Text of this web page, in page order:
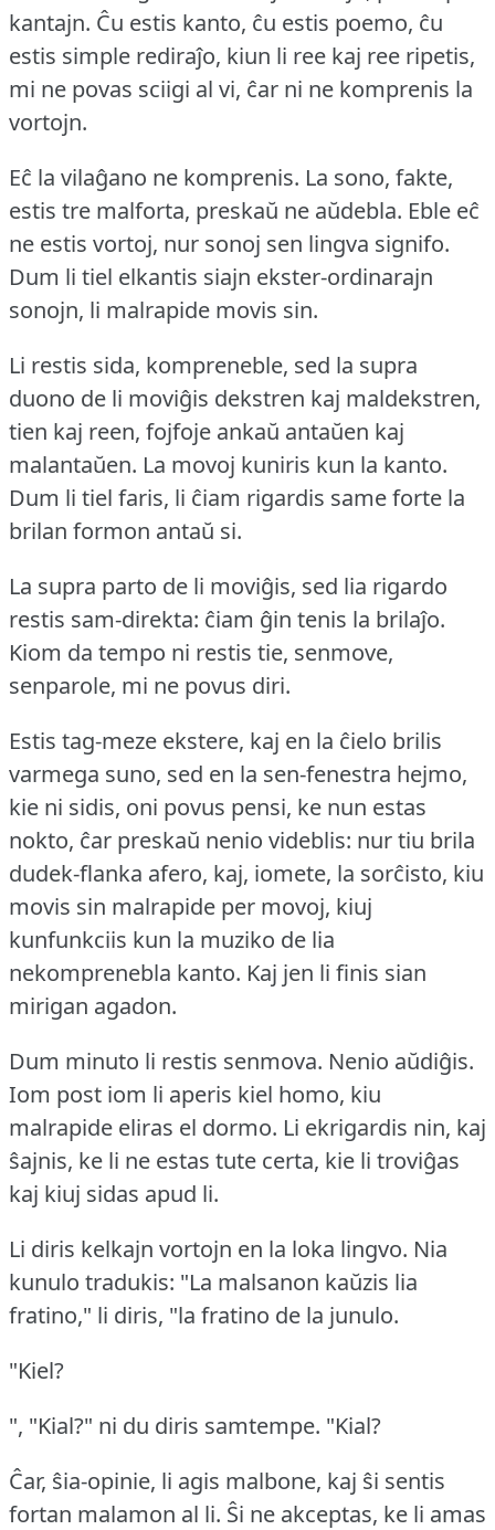
kantajn. Ĉu estis kanto, ĉu estis poemo, ĉu
estis simple rediraĵo, kiun li ree kaj ree ripetis,
mi ne povas sciigi al vi, ĉar ni ne komprenis la
vortojn.
Eĉ la vilaĝano ne komprenis. La sono, fakte,
estis tre malforta, preskaŭ ne aŭdebla. Eble eĉ
ne estis vortoj, nur sonoj sen lingva signifo.
Dum li tiel elkantis siajn ekster-ordinarajn
sonojn, li malrapide movis sin.
Li restis sida, kompreneble, sed la supra
duono de li moviĝis dekstren kaj maldekstren,
tien kaj reen, fojfoje ankaŭ antaŭen kaj
malantaŭen. La movoj kuniris kun la kanto.
Dum li tiel faris, li ĉiam rigardis same forte la
brilan formon antaŭ si.
La supra parto de li moviĝis, sed lia rigardo
restis sam-direkta: ĉiam ĝin tenis la brilaĵo.
Kiom da tempo ni restis tie, senmove,
senparole, mi ne povus diri.
Estis tag-meze ekstere, kaj en la ĉielo brilis
varmega suno, sed en la sen-fenestra hejmo,
kie ni sidis, oni povus pensi, ke nun estas
nokto, ĉar preskaŭ nenio videblis: nur tiu brila
dudek-flanka afero, kaj, iomete, la sorĉisto, kiu
movis sin malrapide per movoj, kiuj
kunfunkciis kun la muziko de lia
nekomprenebla kanto. Kaj jen li finis sian
mirigan agadon.
Dum minuto li restis senmova. Nenio aŭdiĝis.
Iom post iom li aperis kiel homo, kiu
malrapide eliras el dormo. Li ekrigardis nin, kaj
ŝajnis, ke li ne estas tute certa, kie li troviĝas
kaj kiuj sidas apud li.
Li diris kelkajn vortojn en la loka lingvo. Nia
kunulo tradukis: "La malsanon kaŭzis lia
fratino," li diris, "la fratino de la junulo.
"Kiel?
", "Kial?" ni du diris samtempe. "Kial?
Ĉar, ŝia-opinie, li agis malbone, kaj ŝi sentis
fortan malamon al li. Ŝi ne akceptas, ke li amas